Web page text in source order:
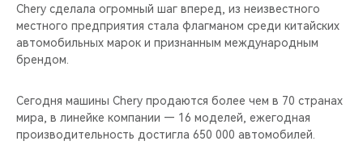
CHERY REMOTE
ВИДЕООБЗОРЫ
Chery сделала огромный шаг вперед, из неизвестного
местного предприятия стала флагманом среди китайских
автомобильных марок и признанным международным
брендом.
Сегодня машины Chery продаются более чем в 70 странах
мира, в линейке компании — 16 моделей, ежегодная
производительность достигла 650 000 автомобилей.